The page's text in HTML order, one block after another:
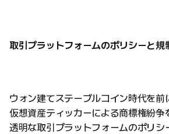
取引プラットフォームのポリシーと規
ウォン建てステーブルコイン時代を前
仮想資産ティッカーによる商標権紛争
透明な取引プラットフォームのポリシ